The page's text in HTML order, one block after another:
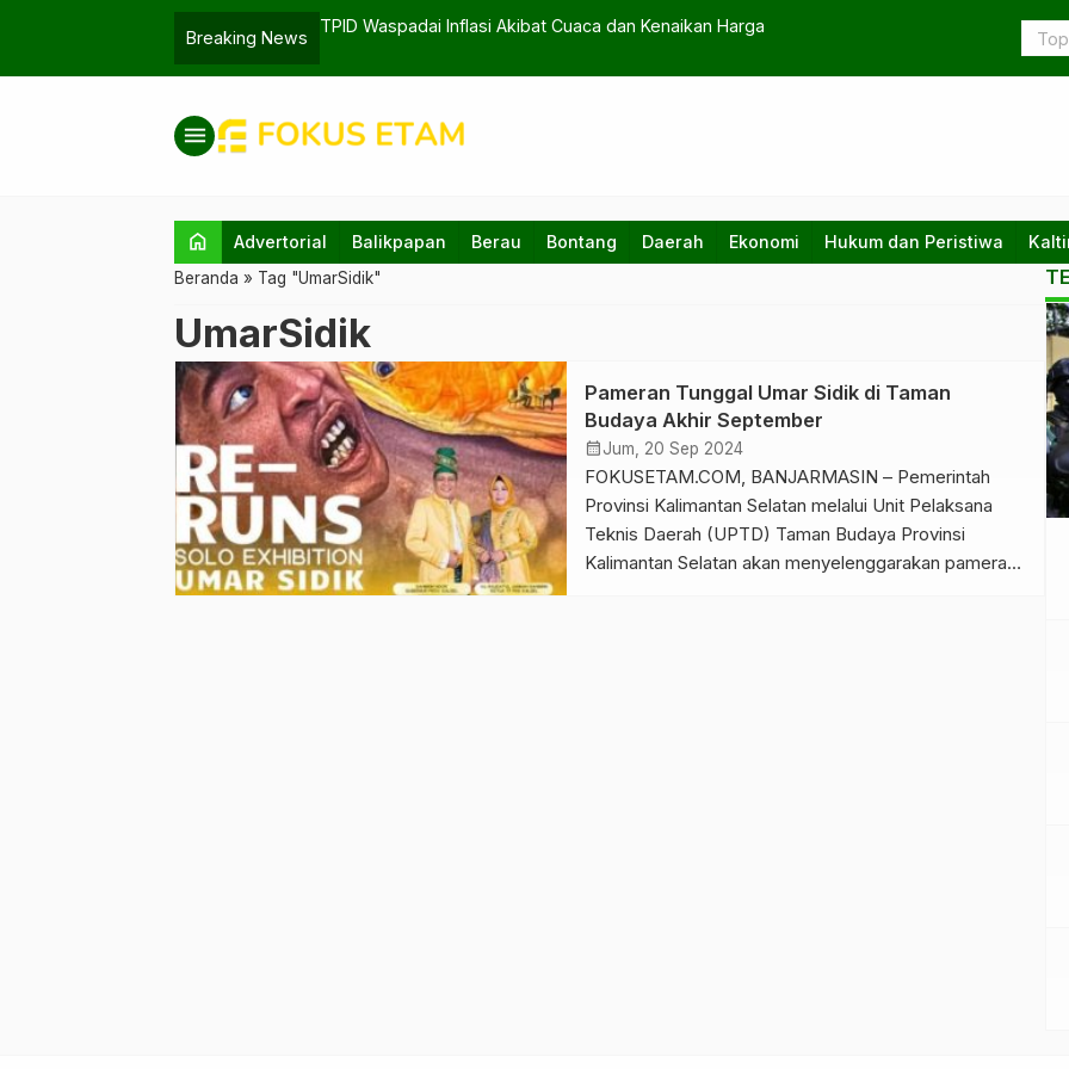
Breaking News
TPID Waspadai Inflasi Akibat Cuaca dan Kenaikan Harga Sepak
menu
home Advertorial Balikpapan Berau Bontang Daerah Ekonomi Hukum dan Peristiwa
Beranda » Tag "UmarSidik"
UmarSidik
UPTD Taman Budaya Kalsel menggelar
pameran tunggal Umar Sidik dari 27 September
hingga 4 Oktober 2024. (Foto: Istimewa)
Pameran Tunggal Umar Sidik di Taman
Budaya Akhir September
calendar_monthJum, 20 Sep 2024
FOKUSETAM.COM, BANJARMASIN – Pemerintah
Provinsi Kalimantan Selatan melalui Unit Pelaksana
Teknis Daerah (UPTD) Taman Budaya Provinsi
Kalimantan Selatan akan menyelenggarakan pameran